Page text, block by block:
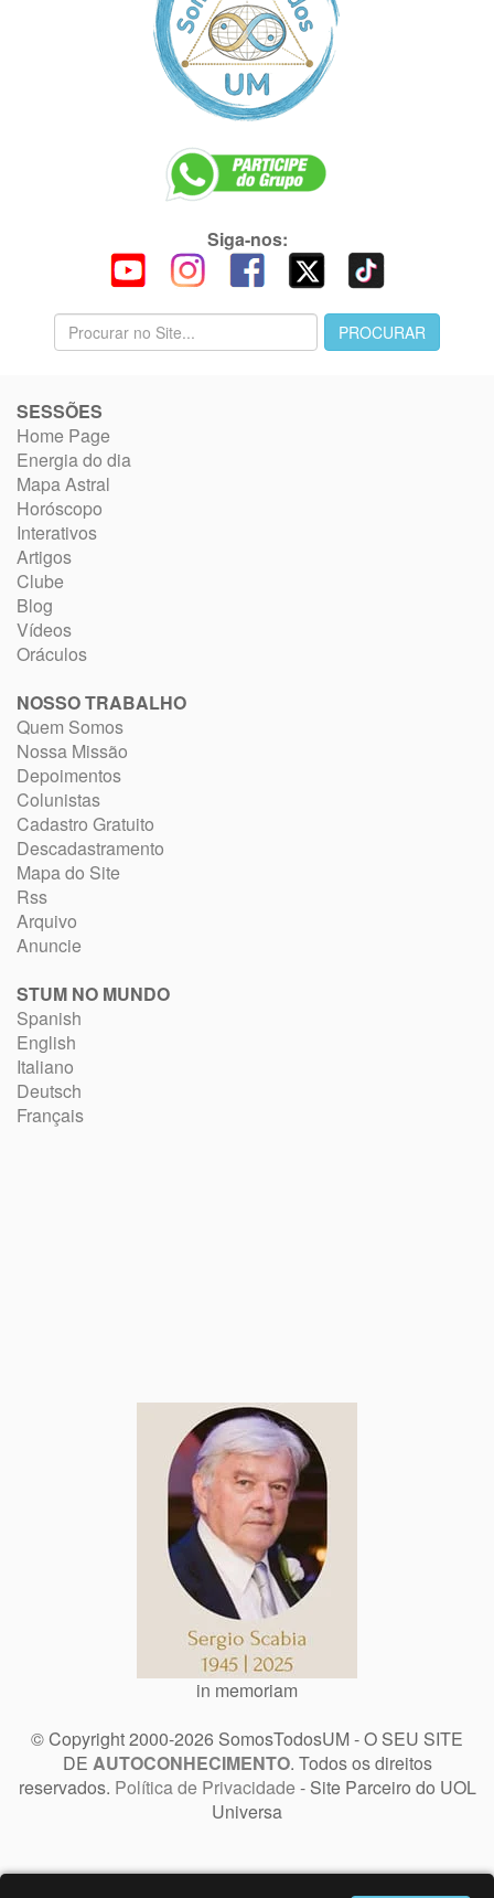
Siga-nos:
SESSÕES
Home Page
Energia do dia
Mapa Astral
Horóscopo
Interativos
Artigos
Clube
Blog
Vídeos
Oráculos
NOSSO TRABALHO
Quem Somos
Nossa Missão
Depoimentos
Colunistas
Cadastro Gratuito
Descadastramento
Mapa do Site
Rss
Arquivo
Anuncie
STUM NO MUNDO
Spanish
English
Italiano
Deutsch
Français
in memoriam
© Copyright 2000-2026 SomosTodosUM - O SEU SITE
DE AUTOCONHECIMENTO. Todos os direitos
reservados. Política de Privacidade - Site Parceiro do UOL
Universa